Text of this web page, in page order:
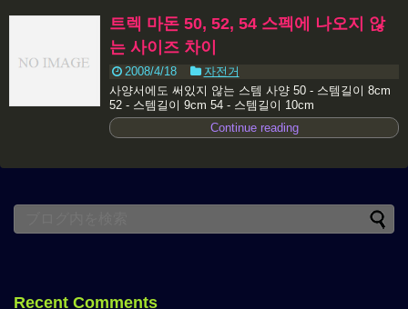
트렉 마돈 50, 52, 54 스펙에 나오지 않
는 사이즈 차이
2008/4/18
자전거
사양서에도 써있지 않는 스템 사양 50 - 스템길이 8cm
52 - 스템길이 9cm 54 - 스템길이 10cm
Continue reading
Recent Comments